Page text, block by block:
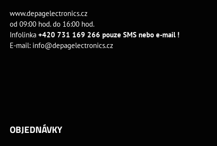
www.depagelectronics.cz
od 09:00 hod. do 16:00 hod.
Infolinka +420 731 169 266 pouze SMS nebo e-mail !
E-mail: info@depagelectronics.cz
OBJEDNÁVKY